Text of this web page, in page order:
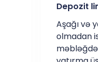
Depozit
Aşağı və
olmadan